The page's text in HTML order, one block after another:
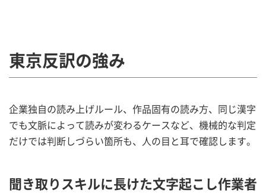
東京反訳の強み
企業独自の読み上げルール、作品固有の読み方、同じ漢字
でも文脈によって読みが変わるケースなど、機械的な判定
だけでは判断しづらい箇所も、人の目と耳で確認します。
聞き取りスキルに長けた文字起こし作業者